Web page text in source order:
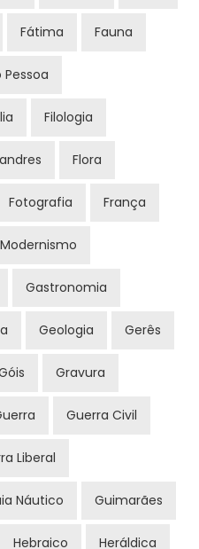
Fátima Fauna
Filologia
Flora
Fotografia França
Gastronomia
Geologia Gerês
Gravura
Guerra Civil
Liberal
Náutico Guimarães
Hebraico Heráldica